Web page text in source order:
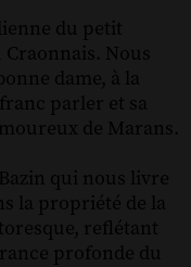
du petit
Nous
dame, à la
parler et sa
de Marans.
qui nous livre
la propriété de la
reflétant
profonde du